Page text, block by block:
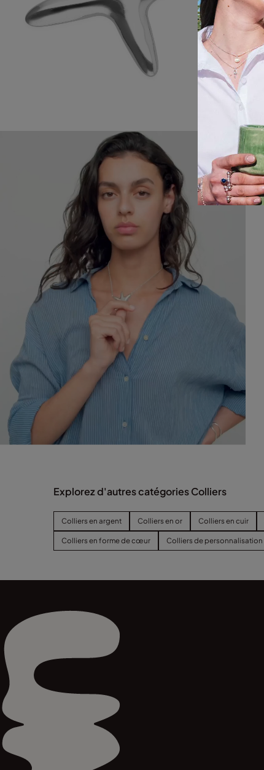
Explorez d'autres catégories Colliers
Colliers en argent Colliers en or Colliers en cuir
Colliers en forme de cœur Colliers de personnalisation